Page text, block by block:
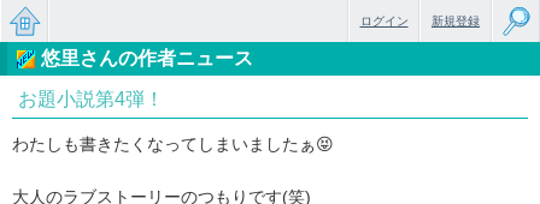
無料で
楽しめ
るちょ
っと大
新規登録
ログイン
悠里さんの作者ニュース
お題小説第4弾！
わたしも書きたくなってしまいましたぁ😝
大人のラブストーリーのつもりです(笑)